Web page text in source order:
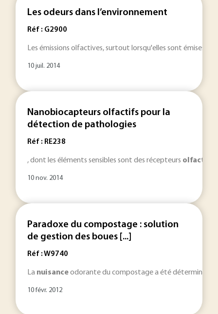
Les odeurs dans l’environnement
Réf : G2900
Les émissions olfactives, surtout lorsqu'elles sont émises
10 juil. 2014
Nanobiocapteurs olfactifs pour la
détection de pathologies
Réf : RE238
, dont les éléments sensibles sont des récepteurs olfactifs
10 nov. 2014
Paradoxe du compostage : solution
de gestion des boues [...]
Réf : W9740
La nuisanceodorante du compostage a été déterminée
10 févr. 2012